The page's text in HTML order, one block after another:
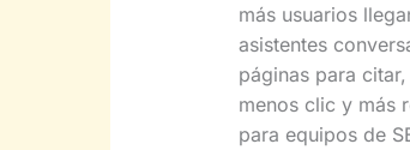
más usuarios
asistentes
páginas para
menos clic y más
para equipos de